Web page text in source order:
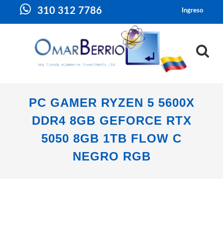
310 312 7786 Ingreso
PC GAMER RYZEN 5 5600X
DDR4 8GB GEFORCE RTX
5050 8GB 1TB FLOW C
NEGRO RGB